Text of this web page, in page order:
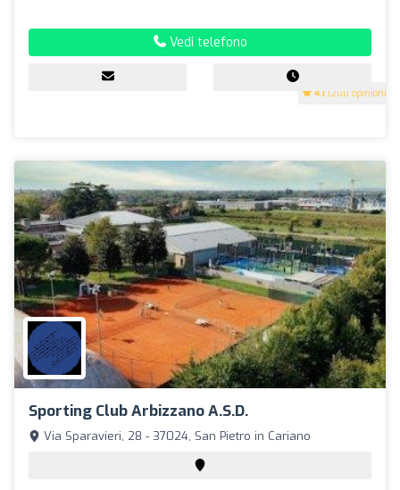
4.1 (200 opinioni)
Vedi telefono
Sporting Club Arbizzano A.S.D.
Via Sparavieri, 28 - 37024, San Pietro in Cariano